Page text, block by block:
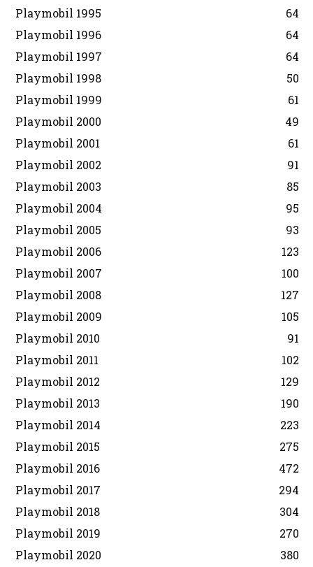
Playmobil 1995
64
Playmobil 1996
64
Playmobil 1997
64
Playmobil 1998
50
Playmobil 1999
61
Playmobil 2000
49
Playmobil 2001
61
Playmobil 2002
91
Playmobil 2003
85
Playmobil 2004
95
Playmobil 2005
93
Playmobil 2006
123
Playmobil 2007
100
Playmobil 2008
127
Playmobil 2009
105
Playmobil 2010
91
Playmobil 2011
102
Playmobil 2012
129
Playmobil 2013
190
Playmobil 2014
223
Playmobil 2015
275
Playmobil 2016
472
Playmobil 2017
294
Playmobil 2018
304
Playmobil 2019
270
Playmobil 2020
380